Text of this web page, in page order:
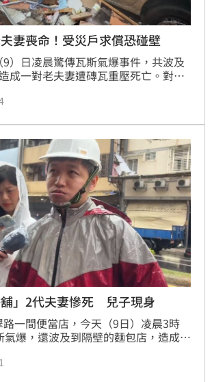
妻喪命！受災戶求償恐碰壁
）日凌晨驚傳瓦斯氣爆事件，共波及
成一對老夫妻遭磚瓦重壓死亡。對此
高額公共意外險，受災鄰居未來恐求
達列管標準，而依現行法規並未強制
責任險，需由業者自主投保。
」2代夫妻慘死 兒子現身
一間便當店，今天（9日）凌晨3時
爆，還波及到隔壁的麵包店，造成老
進行相驗，夫妻的兒女也重回事故現